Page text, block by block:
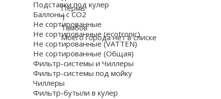
Подставки под кулер
Баллоны с СО2
Не сортированные
Не сортированные (ecotronic)
Не сортированные (VATTEN)
Не сортированные (Общая)
Фильтр-системы и Чиллеры
Фильтр-системы под мойку
Чиллеры
Фильтр-бутыли в кулер
Пермь
Т
Тамбов
Моего города нет в списке